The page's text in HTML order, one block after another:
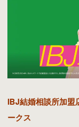
東京証券取引所プライム
結婚相談所最大手のIBJ結